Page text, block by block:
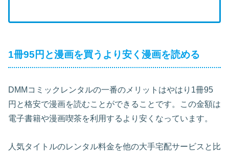
1冊95円と漫画を買うより安く漫画を読める
DMMコミックレンタルの一番のメリットはやはり1冊95
円と格安で漫画を読むことができることです。この金額は
電子書籍や漫画喫茶を利用するより安くなっています。
人気タイトルのレンタル料金を他の大手宅配サービスと比